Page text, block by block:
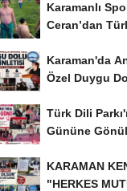
Karamanlı
Ceran’dan
Karaman'da
Özel Duygu
Türk Dili
Gününe
KARAMAN
"HERKES